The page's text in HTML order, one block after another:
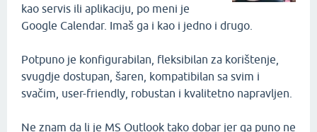
kao servis ili aplikaciju, po meni je
Google Calendar. Imaš ga i kao i jedno i drugo.
Potpuno je konfigurabilan, fleksibilan za korištenje,
svugdje dostupan, šaren, kompatibilan sa svim i
svačim, user-friendly, robustan i kvalitetno napravljen.
Ne znam da li je MS Outlook tako dobar jer ga puno ne